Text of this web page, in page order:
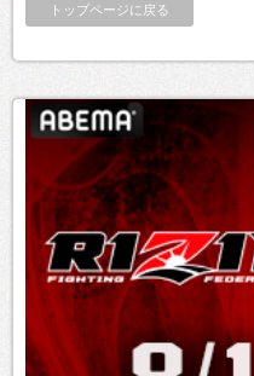
トップページに戻る